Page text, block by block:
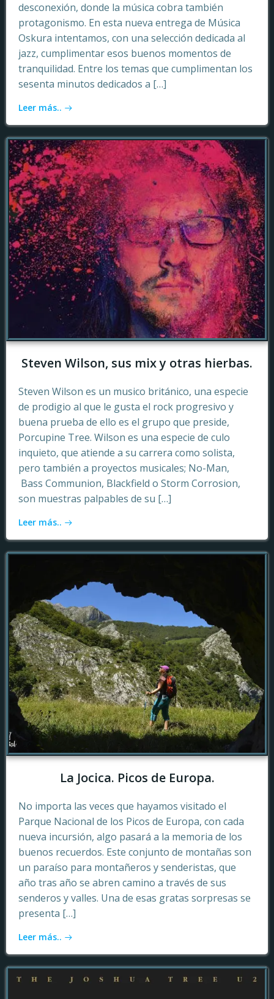
desconexión, donde la música cobra también
protagonismo. En esta nueva entrega de Música
Oskura intentamos, con una selección dedicada al
jazz, cumplimentar esos buenos momentos de
tranquilidad. Entre los temas que cumplimentan los
sesenta minutos dedicados a […]
Leer más..
Steven Wilson, sus mix y otras hierbas.
Steven Wilson es un musico británico, una especie
de prodigio al que le gusta el rock progresivo y
buena prueba de ello es el grupo que preside,
Porcupine Tree. Wilson es una especie de culo
inquieto, que atiende a su carrera como solista,
pero también a proyectos musicales; No-Man,
Bass Communion, Blackfield o Storm Corrosion,
son muestras palpables de su […]
Leer más..
La Jocica. Picos de Europa.
No importa las veces que hayamos visitado el
Parque Nacional de los Picos de Europa, con cada
nueva incursión, algo pasará a la memoria de los
buenos recuerdos. Este conjunto de montañas son
un paraíso para montañeros y senderistas, que
año tras año se abren camino a través de sus
senderos y valles. Una de esas gratas sorpresas se
presenta […]
Leer más..